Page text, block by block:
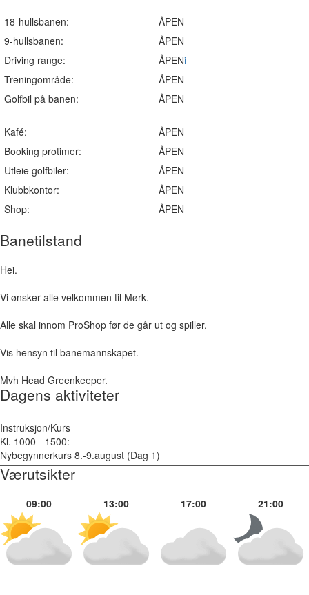
18-hullsbanen:
ÅPEN
9-hullsbanen:
ÅPEN
Driving range:
ÅPENi
Treningområde:
ÅPEN
Golfbil på banen:
ÅPEN
Kafé:
ÅPEN
Booking protimer:
ÅPEN
Utleie golfbiler:
ÅPEN
Klubbkontor:
ÅPEN
Shop:
ÅPEN
Banetilstand
Hei.
Vi ønsker alle velkommen til Mørk.
Alle skal innom ProShop før de går ut og spiller.
Vis hensyn til banemannskapet.
Mvh Head Greenkeeper.
Dagens aktiviteter
Instruksjon/Kurs
Kl. 1000 - 1500:
Nybegynnerkurs 8.-9.august (Dag 1)
Værutsikter
09:00 13:00 17:00 21:00